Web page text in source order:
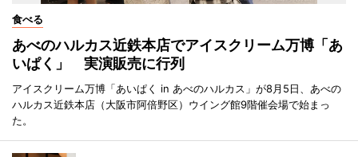
食べる
あべのハルカス近鉄本店でアイスクリーム万博「あ
いぱく」 実演販売に行列
アイスクリーム万博「あいぱく in あべのハルカス」が8月5日、あべの
ハルカス近鉄本店（大阪市阿倍野区）ウイング館9階催会場で始まっ
た。